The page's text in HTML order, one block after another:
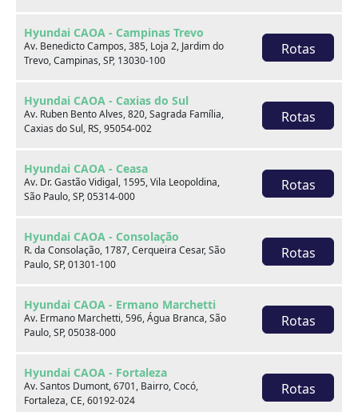
Hyundai CAOA - Campinas Trevo
Av. Benedicto Campos, 385, Loja 2, Jardim do
Trevo, Campinas, SP, 13030-100
Rotas
Hyundai CAOA - Caxias do Sul
Av. Ruben Bento Alves, 820, Sagrada Família,
Caxias do Sul, RS, 95054-002
Rotas
Hyundai CAOA - Ceasa
Av. Dr. Gastão Vidigal, 1595, Vila Leopoldina,
São Paulo, SP, 05314-000
Rotas
Hyundai CAOA - Consolação
R. da Consolação, 1787, Cerqueira Cesar, São
Paulo, SP, 01301-100
Rotas
Hyundai CAOA - Ermano Marchetti
Av. Ermano Marchetti, 596, Água Branca, São
Paulo, SP, 05038-000
Rotas
Hyundai CAOA - Fortaleza
Av. Santos Dumont, 6701, Bairro, Cocó,
Fortaleza, CE, 60192-024
Rotas
Consórcio
CAOA Changan | A21 - Tatuapé
CAOA Changan | A21 - Tatuapé
Rua Serra do Japi, 1275 Tatuapé, São Paulo, SP, 03309-
001